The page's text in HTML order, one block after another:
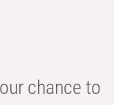
chance to